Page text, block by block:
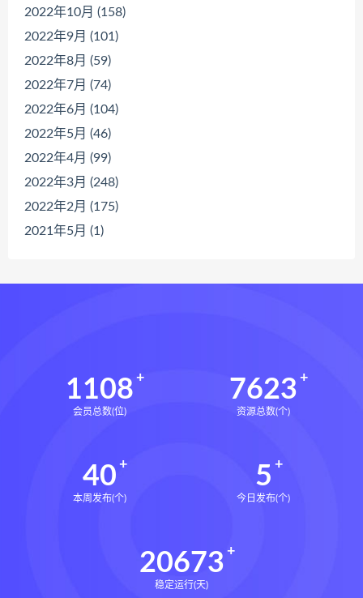
2022年10月 (158)
2022年9月 (101)
2022年8月 (59)
2022年7月 (74)
2022年6月 (104)
2022年5月 (46)
2022年4月 (99)
2022年3月 (248)
2022年2月 (175)
2021年5月 (1)
1108
会员总数(位)
7623
资源总数(个)
40
本周发布(个)
5
今日发布(个)
20673
稳定运行(天)